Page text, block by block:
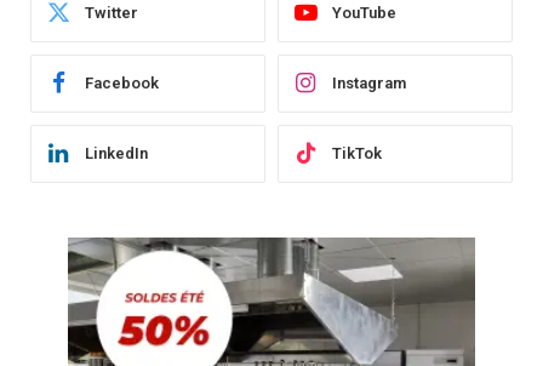
Twitter YouTube
Facebook Instagram
LinkedIn TikTok